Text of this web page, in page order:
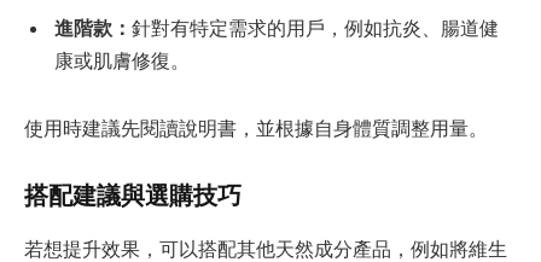
進階款： 針對有特定需求的用戶，例如抗炎、腸道健
康或肌膚修復。
使用時建議先閱讀說明書，並根據自身體質調整用量。
搭配建議與選購技巧
若想提升效果，可以搭配其他天然成分產品，例如將維生